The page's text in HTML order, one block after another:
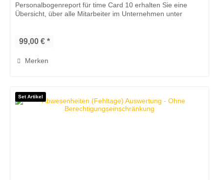
Personalbogenreport für time Card 10 erhalten Sie eine
Übersicht, über alle Mitarbeiter im Unternehmen unter
99,00 € *
Merken
Set Artikel